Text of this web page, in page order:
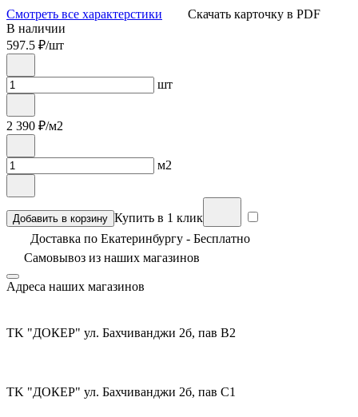
Смотреть все характерстики
Скачать карточку в PDF
В наличии
597.5 ₽/шт
шт
2 390 ₽/м2
м2
Добавить в корзину Купить в 1 клик
Доставка по Екатеринбургу - Бесплатно
Самовывоз из наших магазинов
Адреса наших магазинов
TK "ДОКЕР" ул. Бахчиванджи 2б, пав В2
TK "ДОКЕР" ул. Бахчиванджи 2б, пав С1